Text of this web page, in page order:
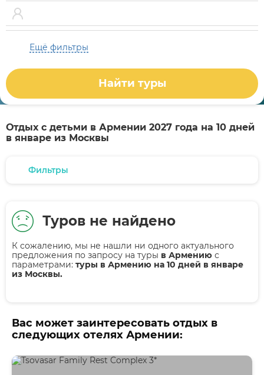
Ещё фильтры
Найти туры
Отдых с детьми в Армении 2027 года на 10 дней
в январе из Москвы
Фильтры
Туров не найдено
К сожалению, мы не нашли ни одного актуального
предложения по запросу на туры в Армению с
параметрами: туры в Армению на 10 дней в январе
из Москвы.
Вас может заинтересовать отдых в
следующих отелях Армении: